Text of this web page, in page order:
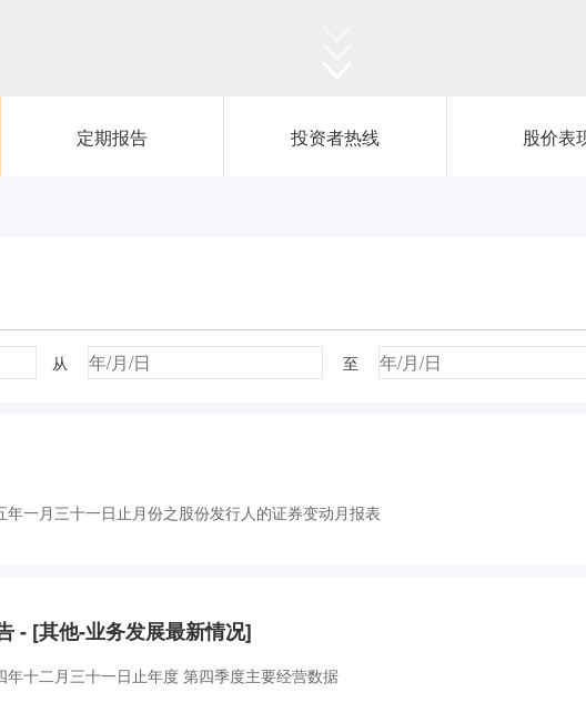
新闻中心
商务合作
定期报告 投资者热线 股价表
从 至
年一月三十一日止月份之股份发行人的证券变动月报表
- [其他-业务发展最新情况]
年十二月三十一日止年度 第四季度主要经营数据